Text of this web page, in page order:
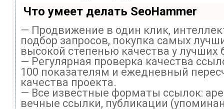
Что умеет делать SeoHammer
— Продвижение в один клик,
подбор запросов, покупка самых
высокой степенью качества у лучших
— Регулярная проверка качества
100 показателям и ежедневный
качества проекта.
— Все известные форматы ссылок:
вечные ссылки, публикации